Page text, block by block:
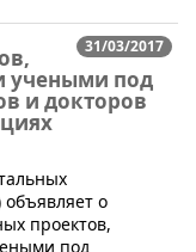
31/03/2017
учеными под
и докторов
о
проектов,
под